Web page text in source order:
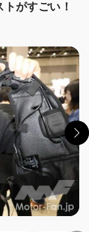
がすごい！